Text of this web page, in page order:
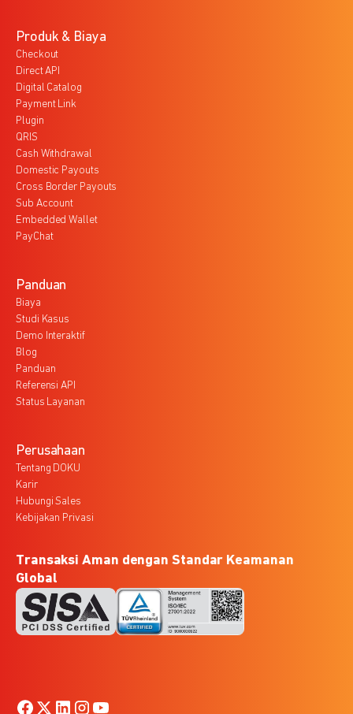
Produk & Biaya
Checkout
Direct API
Digital Catalog
Payment Link
Plugin
QRIS
Cash Withdrawal
Domestic Payouts
Cross Border Payouts
Sub Account
Embedded Wallet
PayChat
Panduan
Biaya
Studi Kasus
Demo Interaktif
Blog
Panduan
Referensi API
Status Layanan
Perusahaan
Tentang DOKU
Karir
Hubungi Sales
Kebijakan Privasi
Transaksi Aman dengan Standar Keamanan
Global